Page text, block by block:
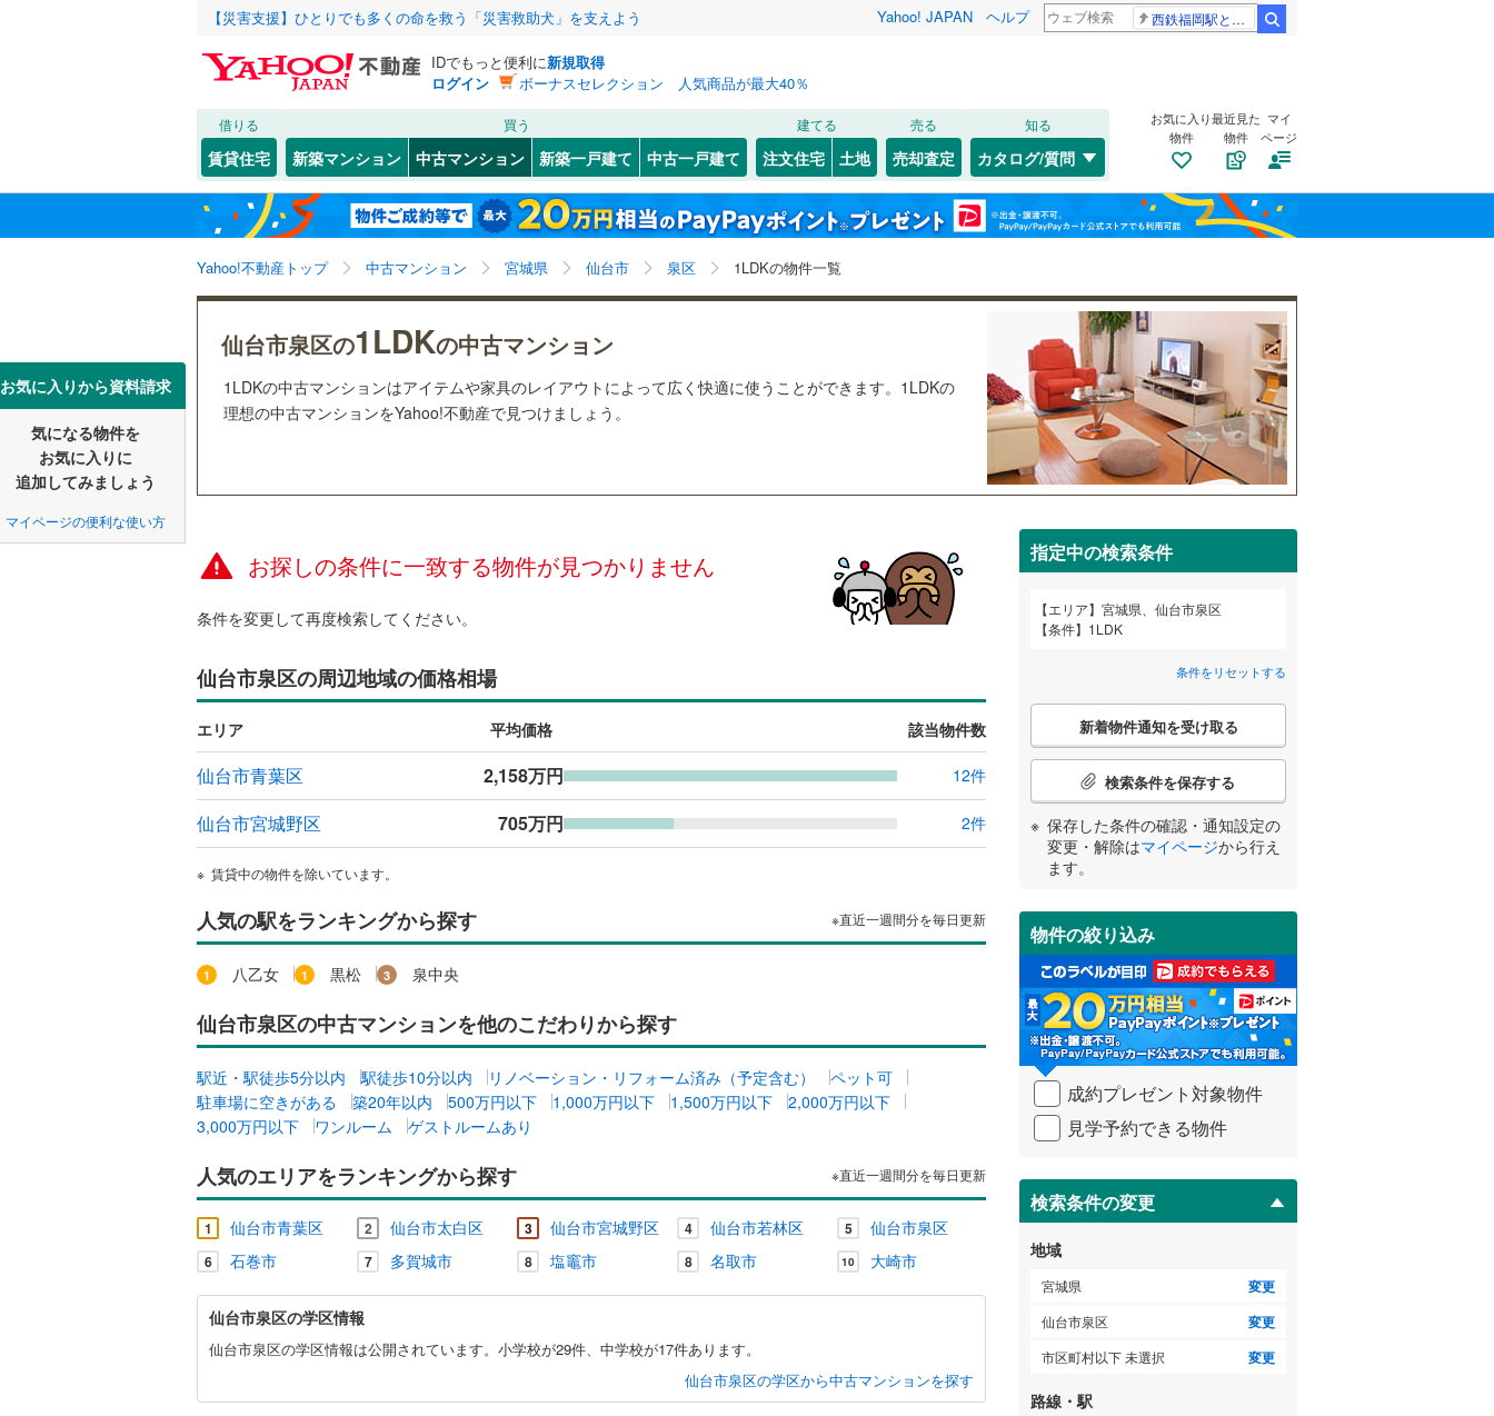
【災害支援】ひとりでも多くの命を救う「災害救助犬」を支えよう Yahoo! JAPAN ヘルプ 西鉄福岡駅と薬院駅の構内で不適切音声
IDでもっと便利に新規取得
ログイン
ボーナスセレクション 人気商品が最大40％
借りる
賃貸住宅
買う
新築マンション 中古マンション 新築一戸建て 中古一戸建て
建てる
注文住宅 土地
売る
売却査定
知る
カタログ/質問
お気に入り
物件
最近見た
物件
マイ
ページ
Yahoo!不動産トップ 中古マンション 宮城県 仙台市 泉区 1LDKの物件一覧
お気に入りから資料請求
気になる物件を
お気に入りに
追加してみましょう
マイページの便利な使い方
仙台市泉区の1LDKの中古マンション
1LDKの中古マンションはアイテムや家具のレイアウトによって広く快適に使うことができます。1LDKの
理想の中古マンションをYahoo!不動産で見つけましょう。
お探しの条件に一致する物件が見つかりません
条件を変更して再度検索してください。
仙台市泉区の周辺地域の価格相場
エリア 平均価格 該当物件数
仙台市青葉区 2,158万円 12件
仙台市宮城野区 705万円 2件
賃貸中の物件を除いています。
人気の駅をランキングから探す ※直近一週間分を毎日更新
八乙女 黒松 泉中央
仙台市泉区の中古マンションを他のこだわりから探す
駅近・駅徒歩5分以内 駅徒歩10分以内 リノベーション・リフォーム済み（予定含む）
ペット可
駐車場に空きがある
築20年以内 500万円以下 1,000万円以下 1,500万円以下
2,000万円以下
3,000万円以下
ワンルーム ゲストルームあり
人気のエリアをランキングから探す ※直近一週間分を毎日更新
1 仙台市青葉区 2 仙台市太白区 3 仙台市宮城野区 4 仙台市若林区 5 仙台市泉区
6 石巻市 7 多賀城市 8 塩竈市 8 名取市 10 大崎市
仙
台
市
仙台市泉区の学区情報
仙台市泉区の学区情報は公開されています。小学校が29件、中学校が17件あります。
仙台市泉区の学区から中古マンションを探す
指定中の検索条件
エリア
宮城県、仙台市泉区
条件
1LDK
条件をリセットする
こ
検
条
件
受
け
取
る
・
条
件
を
イ
ペ
ジ
に
保
存
す
る
新着物件通知を受け取る
検索条件を保存する
保存した条件の確認・通知設定の
変更・解除はマイページから行え
ます。
物件の絞り込み
成約プレゼント対象物件
見学予約できる物件
検索条件の変更
地域
宮城県 変更
仙台市泉区 変更
市区町村以下 未選択 変更
路線・駅
北海道 北海道
東北 青森 岩手 宮城 秋田 山形 福島
関東 東京 神奈川 埼玉 千葉
新潟
東海 愛知 岐阜 静岡 三重
和歌山
中国 鳥取 島根 岡山 広島 山口
四国 徳島 香川 愛媛
九州・沖縄 福岡 大分 鹿児島 沖縄
市区町村を選択する 条件をリセットする
仙台市 青葉区(13) 宮城野区(2) 若林区(2)
太白区(1) 泉区(0)
宮城県のそのほ
石巻市(1) 塩竈市(0) 気仙沼市(0)
白石市(0) 角田市 (0)
多賀城市(0) 岩沼市 ( 0) 登米市(0)
栗原市(0 ) 大崎市(0)
刈田郡七ヶ宿町(0
柴田郡川崎町 ( (0 亘理郡亘理町(0)
(0)
宮城郡利府町
黒川郡大郷町
黒川郡大衡村
遠田郡涌谷町(0) 牡鹿郡女川町(0)
本吉郡南三陸町(0
市区町村以下を選択する 条件をリセットする
条件をリセットする
JR 東北本線(0) 常磐線(0) 仙山線(0)
仙石線(0) 石巻線(0) 気仙沼線(0)
大船渡線(0) 陸羽東線(0) 東北新幹線(0)
秋田新幹線
(0)
仙台市地下鉄南北線
私鉄・その他 阿武隈急行(0) 仙台空港アクセス線(0
駅を選択する 条件をリセットする
条件をリセットする
こだわり条件 リフォーム、リノベーション
リノベーション・リフォーム
（0）
築古・築30年以上（0）
共用設備
自転車置き場（
トランクルーム
（ ） バイク置き場 （0）
駐車場空きあり（近隣を含む）
防犯カメラ（0）
管理・管理規約
角住戸 2階以上 （0）
階下に住戸なし（0） メゾネット（0） 最上階（0）
構造・規模・施工・品質・工法関連
耐震構造（0） 免震構造（0） 制震構造（0）
大規模（総戸数200以上）
タワー（20階建て以上）（0）
低層マンション（4階建て以
下）（0
立地
最寄りの駅が始発駅 小学校まで1km以内（0）
共用施設
コンシェルジュサービス （0） キッズルーム（0 ） ゲストルーム（0）
設備
床暖房（0） （0）
ＴＶモニタ付インターホン
（0）
間取り、居室全体
バリアフリー住宅（0）
LD
リビングダイニング15畳以上
条件をリセットする
検索条件を保存しました
この検索条件の新着物件通知は、 マイページから設定できます。
保存した条件を見る
宮城県、仙台市泉区、1LDK
閉じる お気に入りリストを見る
閉じる
閉じる お気に入りリストを見る
閉じる